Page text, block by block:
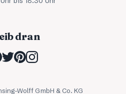
dran
Wolff GmbH & Co. KG